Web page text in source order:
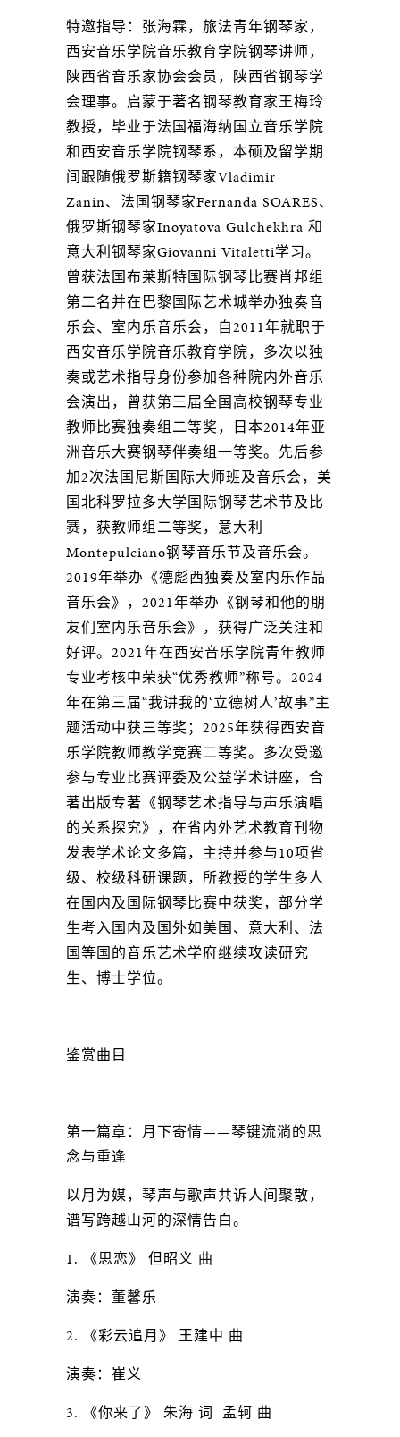
特邀指导：张海霖，旅法青年钢琴家，
西安音乐学院音乐教育学院钢琴讲师，
陕西省音乐家协会会员，陕西省钢琴学
会理事。启蒙于著名钢琴教育家王梅玲
教授，毕业于法国福海纳国立音乐学院
和西安音乐学院钢琴系，本硕及留学期
间跟随俄罗斯籍钢琴家Vladimir
Zanin、法国钢琴家Fernanda SOARES、
俄罗斯钢琴家Inoyatova Gulchekhra 和
意大利钢琴家Giovanni Vitaletti学习。
曾获法国布莱斯特国际钢琴比赛肖邦组
第二名并在巴黎国际艺术城举办独奏音
乐会、室内乐音乐会，自2011年就职于
西安音乐学院音乐教育学院，多次以独
奏或艺术指导身份参加各种院内外音乐
会演出，曾获第三届全国高校钢琴专业
教师比赛独奏组二等奖，日本2014年亚
洲音乐大赛钢琴伴奏组一等奖。先后参
加2次法国尼斯国际大师班及音乐会，美
国北科罗拉多大学国际钢琴艺术节及比
赛，获教师组二等奖，意大利
Montepulciano钢琴音乐节及音乐会。
2019年举办《德彪西独奏及室内乐作品
音乐会》，2021年举办《钢琴和他的朋
友们室内乐音乐会》，获得广泛关注和
好评。2021年在西安音乐学院青年教师
专业考核中荣获“优秀教师”称号。2024
年在第三届“我讲我的‘立德树人’故事”主
题活动中获三等奖；2025年获得西安音
乐学院教师教学竞赛二等奖。多次受邀
参与专业比赛评委及公益学术讲座，合
著出版专著《钢琴艺术指导与声乐演唱
的关系探究》，在省内外艺术教育刊物
发表学术论文多篇，主持并参与10项省
级、校级科研课题，所教授的学生多人
在国内及国际钢琴比赛中获奖，部分学
生考入国内及国外如美国、意大利、法
国等国的音乐艺术学府继续攻读研究
生、博士学位。
鉴赏曲目
第一篇章：月下寄情——琴键流淌的思
念与重逢
以月为媒，琴声与歌声共诉人间聚散，
谱写跨越山河的深情告白。
1. 《思恋》 但昭义 曲
演奏：董馨乐
2. 《彩云追月》 王建中 曲
演奏：崔义
3. 《你来了》 朱海 词 孟轲 曲